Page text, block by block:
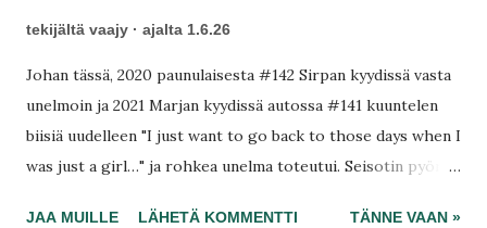
tekijältä vaajy ajalta 1.6.26
Johan tässä, 2020 paunulaisesta #142 Sirpan kyydissä vasta
unelmoin ja 2021 Marjan kyydissä autossa #141 kuuntelen
biisiä uudelleen "I just want to go back to those days when I
was just a girl…" ja rohkea unelma toteutui. Seisotin pyörää
JAA MUILLE LÄHETÄ KOMMENTTI TÄNNE VAAN »